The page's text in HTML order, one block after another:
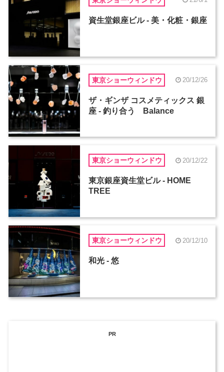
資生堂銀座ビル - 美・化粧・銀座
東京ショーウィンドウ 20/12/26
ザ・ギンザ コスメティックス 銀
座 - 釣り合う Balance
東京ショーウィンドウ 20/12/22
東京銀座資生堂ビル - HOME
TREE
東京ショーウィンドウ 20/12/10
和光 - 悠
PR